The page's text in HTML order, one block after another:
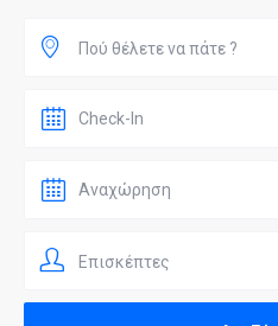
Πού θέλετε να πάτε ?
Επισκέπτες